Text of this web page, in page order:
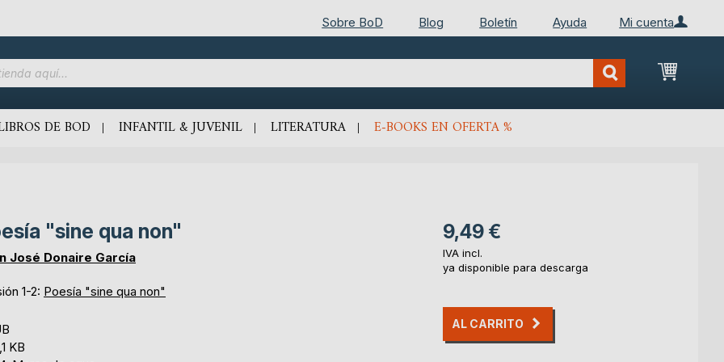
Mi cuenta
Sobre BoD Blog Boletín Ayuda
Mi
DE BOD INFANTIL & JUVENIL LITERATURA E-BOOKS EN OFERTA %
"sine qua non"
José Donaire García
1-2: Poesía "sine qua non"
KB
9,49 €
IVA incl.
ya disponible para descarga
AL CARRITO